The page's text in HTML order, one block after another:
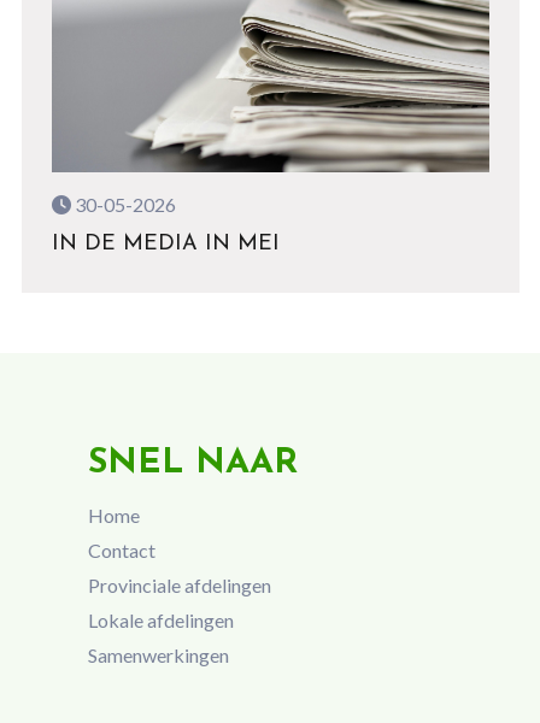
30-05-2026
IN DE MEDIA IN MEI
SNEL NAAR
Home
Contact
Provinciale afdelingen
Lokale afdelingen
Samenwerkingen